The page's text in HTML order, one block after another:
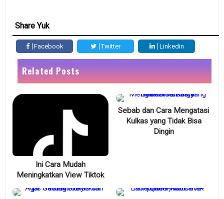
Share Yuk
Facebook Twitter Linkedin
Related Posts
Ini Cara Mudah
Meningkatkan View Tiktok
Sebab dan Cara Mengatasi
Kulkas yang Tidak Bisa
Dingin